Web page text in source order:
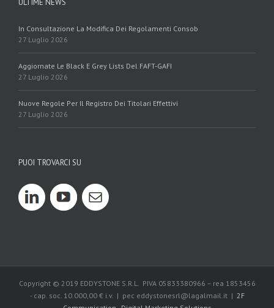
ULTIME NEWS
In Consultazione La Modifica Dei Regolamenti Consob
27 Luglio 2026
Aggiornate Le Black E Grey Lists Del FAFT-GAFI
27 Luglio 2026
Nuove Regole Per Il Registro Dei Titolari Effettivi
27 Luglio 2026
PUOI TROVARCI SU
Copyright © 2019 EDDYSTONE S.R.L. PIVA 05833380966 – rea 1853456
- cap. soc. 10.000,00 € i.v. | pec eddystonesrl@lagalmail.it | 2F